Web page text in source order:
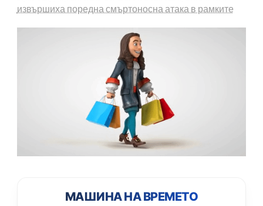
извършиха поредна смъртоносна атака в рамките
МАШИНА НА ВРЕМЕТО